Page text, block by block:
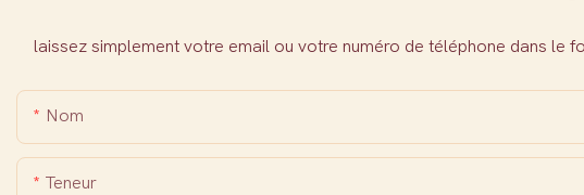
laissez simplement votre email ou votre numéro de téléphone dans le
Nom
Teneur